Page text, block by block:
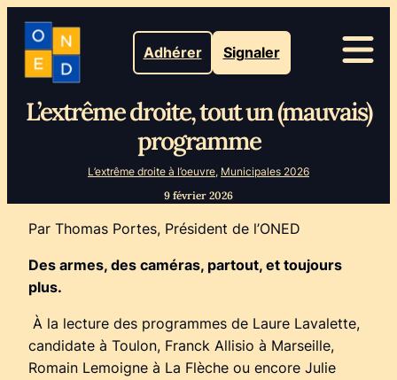
Adhérer Signaler
L’extrême droite, tout un (mauvais)
programme
L’extrême droite à l’oeuvre, Municipales 2026
9 février 2026
Par Thomas Portes, Président de l’ONED
Des armes, des caméras, partout, et toujours
plus.
À la lecture des programmes de Laure Lavalette,
candidate à Toulon, Franck Allisio à Marseille,
Romain Lemoigne à La Flèche ou encore Julie